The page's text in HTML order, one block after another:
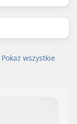
Pokaż wszystkie